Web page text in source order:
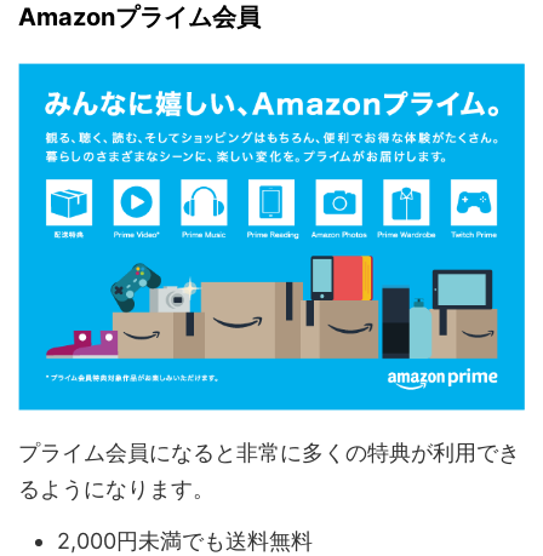
Amazonプライム会員
プライム会員になると非常に多くの特典が利用でき
るようになります。
2,000円未満でも送料無料